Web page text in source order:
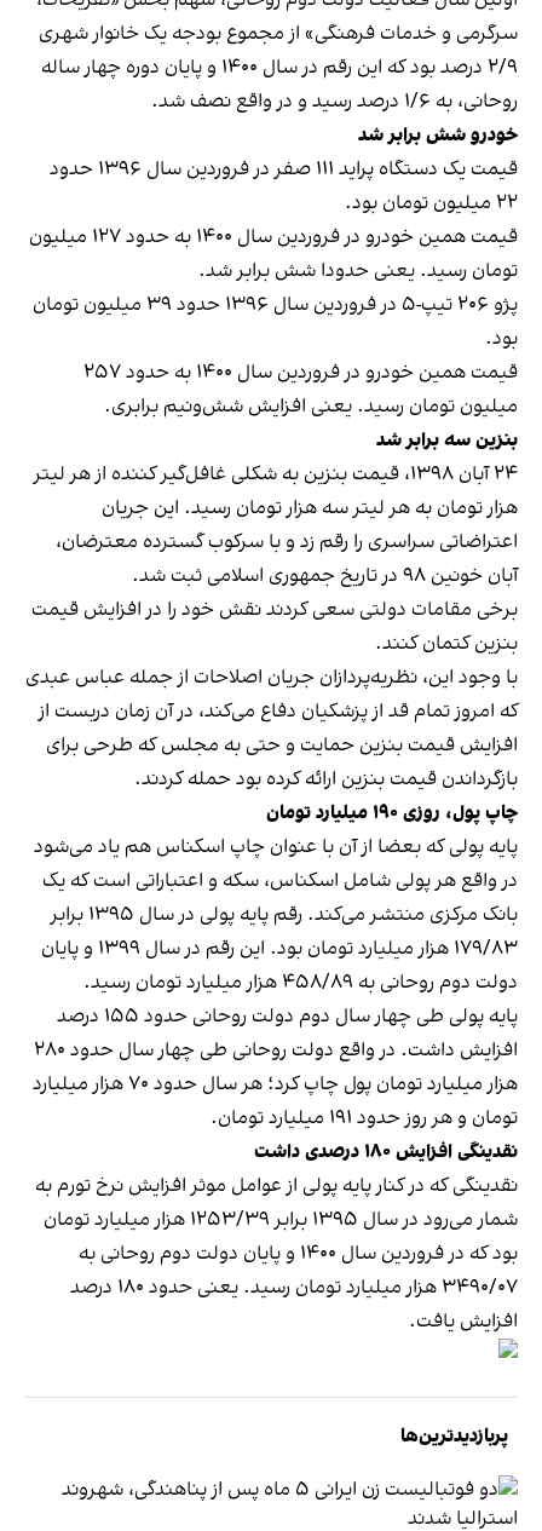
سرگرمی و خدمات فرهنگی» از مجموع بودجه یک خانوار شهری
۲/۹ درصد بود که این رقم در سال ۱۴۰۰ و پایان دوره چهار ساله
روحانی، به ۱/۶ درصد رسید و در واقع نصف شد.
خودرو شش برابر شد
قیمت یک دستگاه پراید ۱۱۱ صفر در فروردین سال ۱۳۹۶ حدود
۲۲ میلیون تومان بود.
قیمت همین خودرو در فروردین سال ۱۴۰۰ به حدود ۱۲۷ میلیون
تومان رسید. یعنی حدودا شش برابر شد.
پژو ۲۰۶ تیپ-۵ در فروردین سال ۱۳۹۶ حدود ۳۹ میلیون تومان
بود.
قیمت همین خودرو در فروردین سال ۱۴۰۰ به حدود ۲۵۷
میلیون تومان رسید. یعنی افزایش شش‌و‌نیم برابری.
بنزین سه برابر شد
۲۴ آبان ۱۳۹۸، قیمت بنزین به شکلی غافل‌گیر کننده‌ از هر لیتر
هزار تومان به هر لیتر سه هزار تومان رسید. این جریان
اعتراضاتی سراسری را رقم زد و با سرکوب گسترده معترضان،
آبان خونین ۹۸ در تاریخ جمهوری اسلامی ثبت شد.
برخی مقامات دولتی سعی کردند نقش خود را در افزایش قیمت
بنزین کتمان کنند.
با وجود این، نظریه‌پردازان جریان اصلاحات از جمله عباس عبدی
که امروز تمام قد از پزشکیان دفاع می‌کند، در آن زمان دربست از
افزایش قیمت بنزین حمایت و حتی به مجلس که طرحی برای
بازگرداندن قیمت بنزین ارائه کرده بود حمله کردند.
چاپ پول، روزی ۱۹۰ میلیارد تومان
پایه پولی که بعضا از آن با عنوان چاپ اسکناس هم یاد می‌شود
در واقع هر پولی شامل اسکناس، سکه و اعتباراتی است که یک
بانک مرکزی منتشر می‌کند. رقم پایه پولی در سال ۱۳۹۵ برابر
۱۷۹/۸۳ هزار میلیارد تومان بود. این رقم در سال ۱۳۹۹ و پایان
دولت دوم روحانی به ۴۵۸/۸۹ هزار میلیارد تومان رسید.
پایه پولی طی چهار سال دوم دولت روحانی حدود ۱۵۵ درصد
افزایش داشت. در واقع دولت روحانی طی چهار سال حدود ۲۸۰
هزار میلیارد تومان پول چاپ کرد؛ هر سال حدود ۷۰ هزار میلیارد
تومان و هر روز حدود ۱۹۱ میلیارد تومان.
نقدینگی افزایش ۱۸۰ درصدی داشت
نقدینگی که در کنار پایه پولی از عوامل موثر افزایش نرخ تورم به
شمار می‌رود در سال ۱۳۹۵ برابر ۱۲۵۳/۳۹ هزار میلیارد تومان
بود که در فروردین سال ۱۴۰۰ و پایان دولت دوم روحانی به
۳۴۹۰/۰۷ هزار میلیارد تومان رسید. یعنی حدود ۱۸۰ درصد
افزایش یافت.
پربازدیدترین‌ها